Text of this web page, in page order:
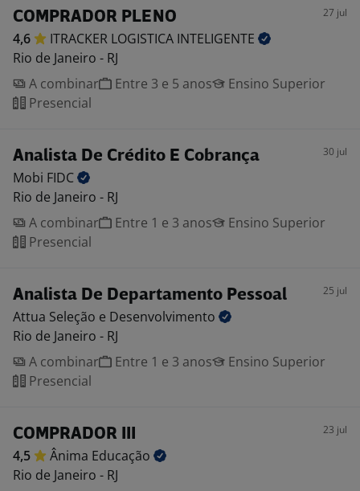
COMPRADOR PLENO 27 jul
4,6 ITRACKER LOGISTICA INTELIGENTE
Rio de Janeiro - RJ
A combinar
Entre 3 e 5 anos
Ensino Superior
Presencial
Analista De Crédito E Cobrança 30 jul
Mobi FIDC
Rio de Janeiro - RJ
A combinar
Entre 1 e 3 anos
Ensino Superior
Presencial
Analista De Departamento Pessoal 25 jul
Attua Seleção e Desenvolvimento
Rio de Janeiro - RJ
A combinar
Entre 1 e 3 anos
Ensino Superior
Presencial
COMPRADOR III 23 jul
4,5 Ânima Educação
Rio de Janeiro - RJ